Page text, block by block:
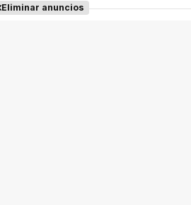
Eliminar anuncios